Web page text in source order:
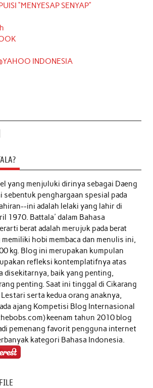
“MENYESAP SENYAP”
INDONESIA
yang menjuluki dirinya sebagai Daeng
sebentuk penghargaan spesial pada
ini adalah lelaki yang lahir di
1970. Battala' dalam Bahasa
berat adalah merujuk pada berat
hobi membaca dan menulis ini,
kg. Blog ini merupakan kumpulan
refleksi kontemplatifnya atas
disekitarnya, baik yang penting,
penting. Saat ini tinggal di Cikarang
serta kedua orang anaknya,
ajang Kompetisi Blog Internasional
keenam tahun 2010 blog
pemenang favorit pengguna internet
kategori Bahasa Indonesia.